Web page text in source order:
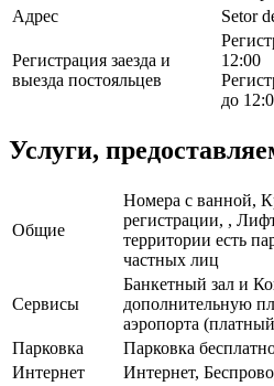
Адрес
Setor
Регистрация заезда и
выезда постояльцев
12:00
до
Услуги,
Общие
Номера с ванной,
регистрации, ,
территории есть
частных лиц
Сервисы
Банкетный зал и
дополнительную
аэропорта
Парковка
Парковка
Интернет
Интернет,